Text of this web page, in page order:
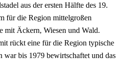
aus der ersten Hälfte des 19.
für die Region mittelgroßen
mit Äckern, Wiesen und Wald.
rückt eine für die Region typische
bis 1979 bewirtschaftet und das